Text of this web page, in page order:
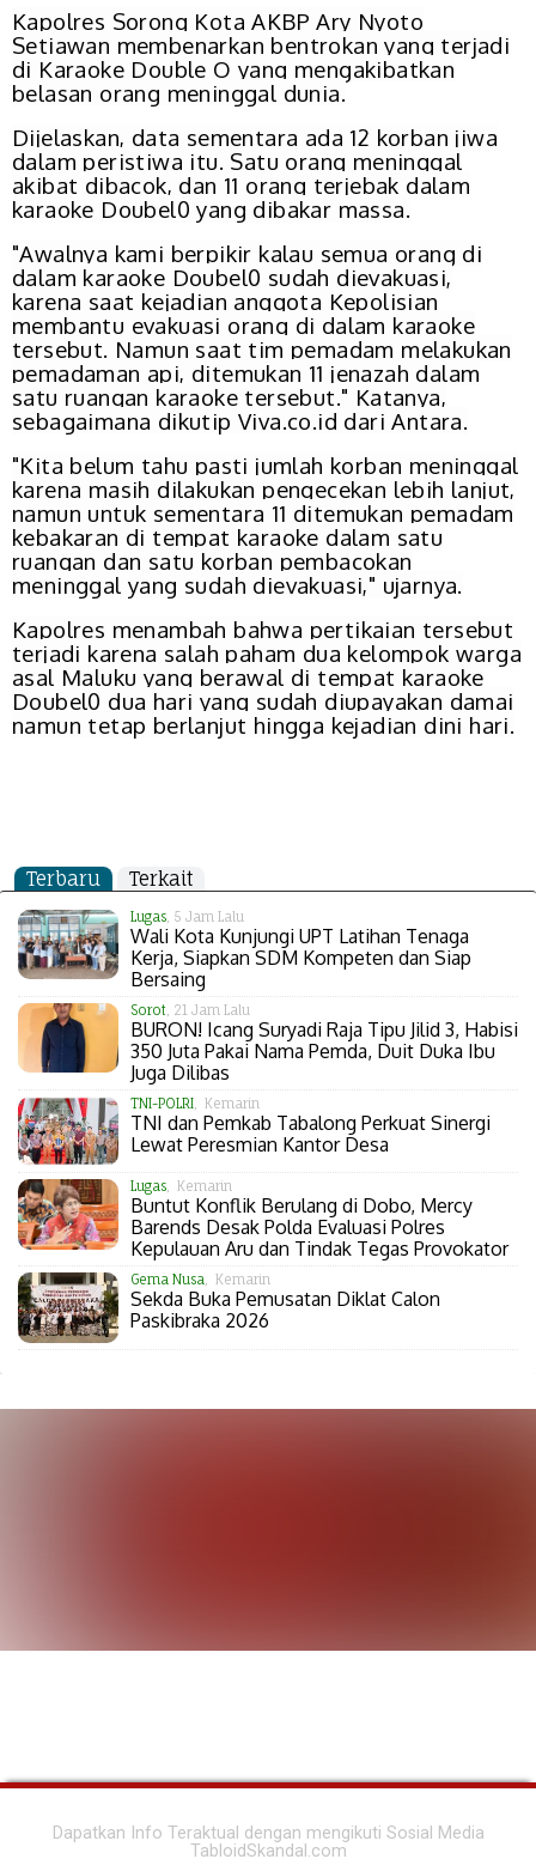
Kapolres Sorong Kota AKBP Ary Nyoto
Setiawan membenarkan bentrokan yang terjadi
di Karaoke Double O yang mengakibatkan
belasan orang meninggal dunia.
Dijelaskan, data sementara ada 12 korban jiwa
dalam peristiwa itu. Satu orang meninggal
akibat dibacok, dan 11 orang terjebak dalam
karaoke Doubel0 yang dibakar massa.
"Awalnya kami berpikir kalau semua orang di
dalam karaoke Doubel0 sudah dievakuasi,
karena saat kejadian anggota Kepolisian
membantu evakuasi orang di dalam karaoke
tersebut. Namun saat tim pemadam melakukan
pemadaman api, ditemukan 11 jenazah dalam
satu ruangan karaoke tersebut." Katanya,
sebagaimana dikutip Viva.co.id dari Antara.
"Kita belum tahu pasti jumlah korban meninggal
karena masih dilakukan pengecekan lebih lanjut,
namun untuk sementara 11 ditemukan pemadam
kebakaran di tempat karaoke dalam satu
ruangan dan satu korban pembacokan
meninggal yang sudah dievakuasi," ujarnya.
Kapolres menambah bahwa pertikaian tersebut
terjadi karena salah paham dua kelompok warga
asal Maluku yang berawal di tempat karaoke
Doubel0 dua hari yang sudah diupayakan damai
namun tetap berlanjut hingga kejadian dini hari.
Terbaru Terkait
Lugas, 5 Jam Lalu
Wali Kota Kunjungi UPT Latihan Tenaga
Kerja, Siapkan SDM Kompeten dan Siap
Bersaing
Sorot, 21 Jam Lalu
BURON! Icang Suryadi Raja Tipu Jilid 3, Habisi
350 Juta Pakai Nama Pemda, Duit Duka Ibu
Juga Dilibas
TNI-POLRI, Kemarin
TNI dan Pemkab Tabalong Perkuat Sinergi
Lewat Peresmian Kantor Desa
Lugas, Kemarin
Buntut Konflik Berulang di Dobo, Mercy
Barends Desak Polda Evaluasi Polres
Kepulauan Aru dan Tindak Tegas Provokator
Gema Nusa, Kemarin
Sekda Buka Pemusatan Diklat Calon
Paskibraka 2026
Dapatkan Info Teraktual dengan mengikuti Sosial Media
TabloidSkandal.com